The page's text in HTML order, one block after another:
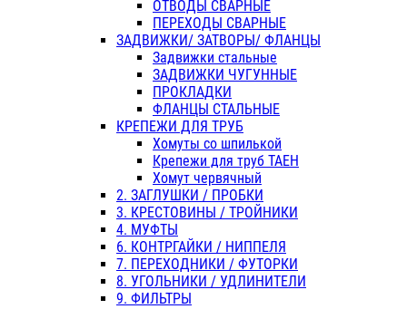
ОТВОДЫ СВАРНЫЕ
ПЕРЕХОДЫ СВАРНЫЕ
ЗАДВИЖКИ/ ЗАТВОРЫ/ ФЛАНЦЫ
Задвижки стальные
ЗАДВИЖКИ ЧУГУННЫЕ
ПРОКЛАДКИ
ФЛАНЦЫ СТАЛЬНЫЕ
КРЕПЕЖИ ДЛЯ ТРУБ
Хомуты со шпилькой
Крепежи для труб ТАЕН
Хомут червячный
2. ЗАГЛУШКИ / ПРОБКИ
3. КРЕСТОВИНЫ / ТРОЙНИКИ
4. МУФТЫ
6. КОНТРГАЙКИ / НИППЕЛЯ
7. ПЕРЕХОДНИКИ / ФУТОРКИ
8. УГОЛЬНИКИ / УДЛИНИТЕЛИ
9. ФИЛЬТРЫ